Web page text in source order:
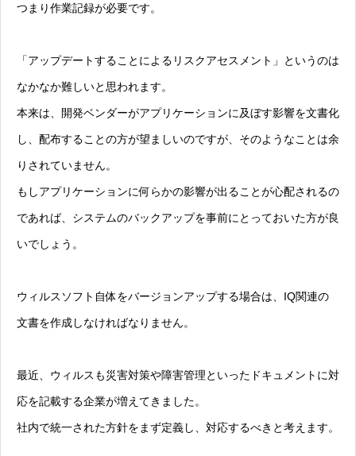
つまり作業記録が必要です。
「アップデートすることによるリスクアセスメント」というのは
なかなか難しいと思われます。
本来は、開発ベンダーがアプリケーションに及ぼす影響を文書化
し、配布することの方が望ましいのですが、そのようなことは余
りされていません。
もしアプリケーションに何らかの影響が出ることが心配されるの
であれば、システムのバックアップを事前にとっておいた方が良
いでしょう。
ウィルスソフト自体をバージョンアップする場合は、IQ関連の
文書を作成しなければなりません。
最近、ウィルスも災害対策や障害管理といったドキュメントに対
応を記載する企業が増えてきました。
社内で統一された方針をまず定義し、対応するべきと考えます。